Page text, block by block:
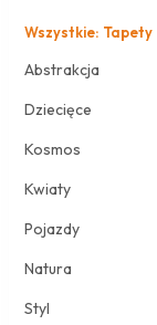
Wszystkie: Tapety
Abstrakcja
Dziecięce
Kosmos
Kwiaty
Pojazdy
Natura
Styl